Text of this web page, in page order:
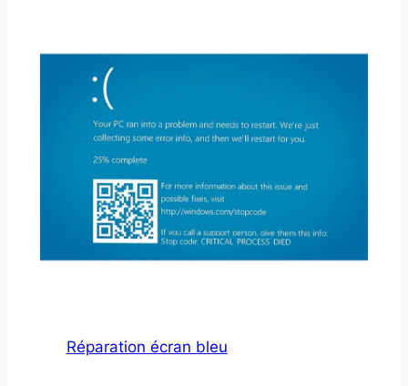
Réparation écran bleu